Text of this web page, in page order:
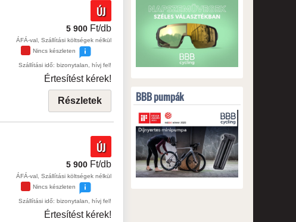
ÚJ
5 900 Ft/db
ÁFÁ-val, Szállítási költségek nélkül
Nincs készleten
Szállítási idő: bizonytalan, hívj fel!
Értesítést kérek!
Részletek
ÚJ
5 900 Ft/db
ÁFÁ-val, Szállítási költségek nélkül
Nincs készleten
Szállítási idő: bizonytalan, hívj fel!
Értesítést kérek!
BBB pumpák